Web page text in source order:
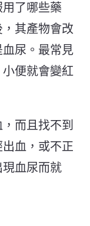
了哪些藥
其產物會改
尿。最常見
便就會變紅
而且找不到
血，或不正
血尿而就